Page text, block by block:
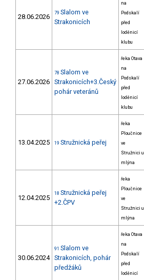
28.06.2026 79 Slalom ve
Strakonicích
na
Podskalí
před
loděnicí
klubu
27.06.2026
78 Slalom ve
Strakonicích+3.Český
pohár veteránů
řeka Otava
na
Podskalí
před
loděnicí
klubu
13.04.2025 19 Stružnická peřej
řeka
Ploučnice
ve
Stružnici u
mlýna
12.04.2025
18 Stružnická peřej
+2.ČPV
řeka
Ploučnice
ve
Stružnici u
mlýna
30.06.2024
91 Slalom ve
Strakonicích, pohár
předžáků
řeka Otava
na
Podskalí
před
loděnicí